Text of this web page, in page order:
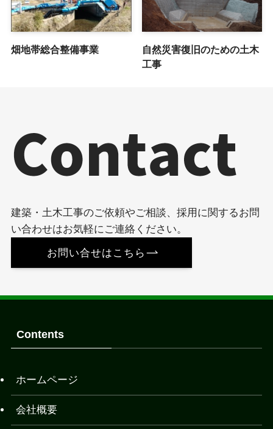
畑地帯総合整備事業
自然災害復旧のための土木
工事
建築・土木工事のご依頼やご相談、採用に関するお問
い合わせはお気軽にご連絡ください。
お問い合せはこちら
Contents
ホームページ
会社概要